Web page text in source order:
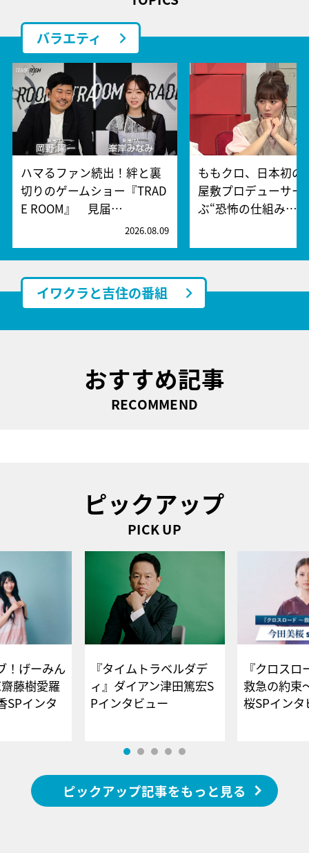
バラエティ
ハマるファン続出！絆と裏
切りのゲームショー『TRAD
E ROOM』 見届…
2026.08.09
ももクロ、日本初の
屋敷プロデューサー
ぶ“恐怖の仕組み…
イワクラと吉住の番組
おすすめ記事
RECOMMEND
ピックアップ
PICK UP
！げーみん
藤樹愛羅
SPインタ
『タイムトラベルダデ
ィ』ダイアン津田篤宏S
Pインタビュー
『クロス
救急の約束
桜SPイ
ピックアップ記事をもっと見る